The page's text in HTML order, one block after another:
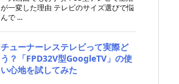
が一変した理由 テレビのサイズ選びで悩
んで ...
チューナーレステレビって実際ど
う？「FPD32V型GoogleTV」の使
い心地を試してみた